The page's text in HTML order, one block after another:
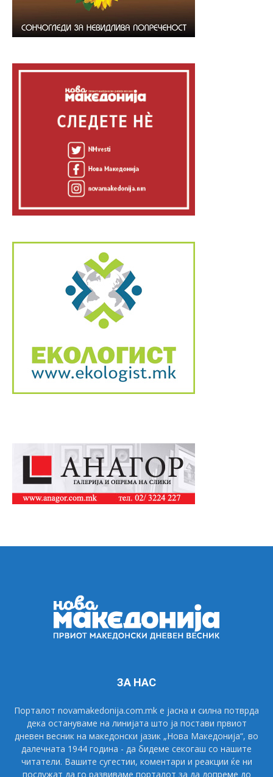
ЗА НАС
Порталот novamakedonija.com.mk е јасна и силна потврда
дека остануваме на линијата што ја постави првиот
дневен весник на македонски јазик „Нова Македонија“, во
далечната 1944 година - да бидеме секогаш со нашите
читатели. Вашите сугестии, коментари и реакции ќе ни
послужат да го развиваме порталот за да допреме до